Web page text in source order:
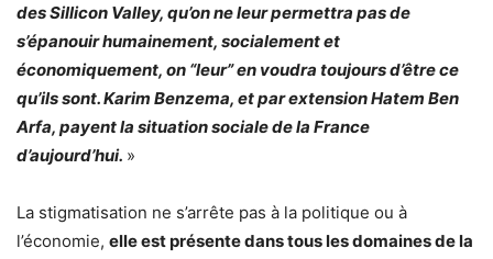
des Sillicon Valley, qu’on ne leur permettra pas de
s’épanouir humainement, socialement et
économiquement, on “leur” en voudra toujours d’être ce
qu’ils sont. Karim Benzema, et par extension Hatem Ben
Arfa, payent la situation sociale de la France
d’aujourd’hui. »
La stigmatisation ne s’arrête pas à la politique ou à
l’économie, elle est présente dans tous les domaines de la